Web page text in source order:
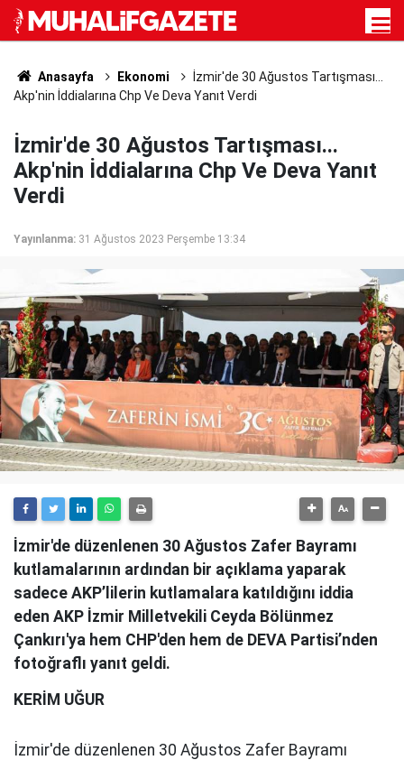
Anasayfa Ekonomi
İzmir'de 30 Ağustos Tartışması...
Akp'nin İddialarına Chp Ve Deva Yanıt Verdi
İzmir'de 30 Ağustos Tartışması...
Akp'nin İddialarına Chp Ve Deva Yanıt
Verdi
Yayınlanma: 31 Ağustos 2023 Perşembe 13:34
İzmir'de düzenlenen 30 Ağustos Zafer Bayramı
kutlamalarının ardından bir açıklama yaparak
sadece AKP’lilerin kutlamalara katıldığını iddia
eden AKP İzmir Milletvekili Ceyda Bölünmez
Çankırı'ya hem CHP'den hem de DEVA Partisi’nden
fotoğraflı yanıt geldi.
KERİM UĞUR
İzmir'de düzenlenen 30 Ağustos Zafer Bayramı